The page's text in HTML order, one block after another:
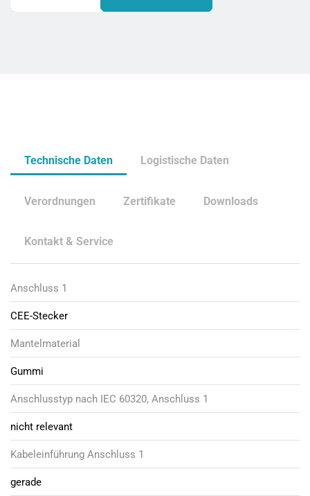
Technische Daten Logistische Daten
Verordnungen Zertifikate Downloads
Kontakt & Service
Anschluss 1
CEE-Stecker
Mantelmaterial
Gummi
Anschlusstyp nach IEC 60320, Anschluss 1
nicht relevant
Kabeleinführung Anschluss 1
gerade